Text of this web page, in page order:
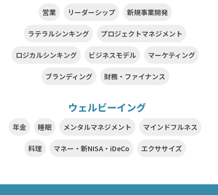
営業 リーダーシップ 新規事業開発
ラテラルシンキング プロジェクトマネジメント
ロジカルシンキング ビジネスモデル マーケティング
ブランディング 財務・ファイナンス
ウェルビーイング
年金 睡眠 メンタルマネジメント マインドフルネス
料理 マネー・新NISA・iDeCo エクササイズ